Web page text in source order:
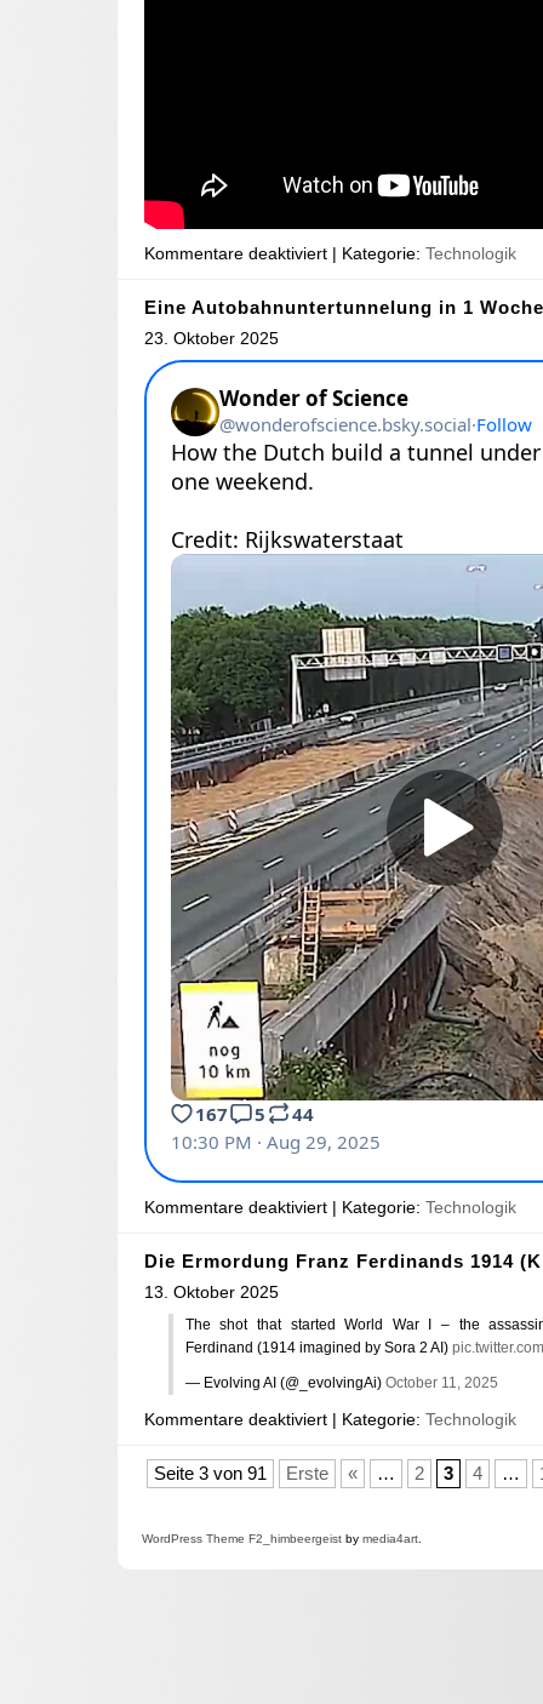
Kommentare deaktiviert | Kategorie: Technologik
Eine Autobahnuntertunnelung in 1
23. Oktober 2025
Kommentare deaktiviert | Kategorie: Technologik
Die Ermordung Franz Ferdinands 1914
13. Oktober 2025
The shot that started World War I – the
Ferdinand (1914 imagined by Sora 2 AI)
— Evolving AI (@_evolvingAi) October 11, 2025
Kommentare deaktiviert | Kategorie: Technologik
Seite 3 von 91 Erste « … 2 3 4 …
WordPress Theme F2 _himbeergeist by media4art.